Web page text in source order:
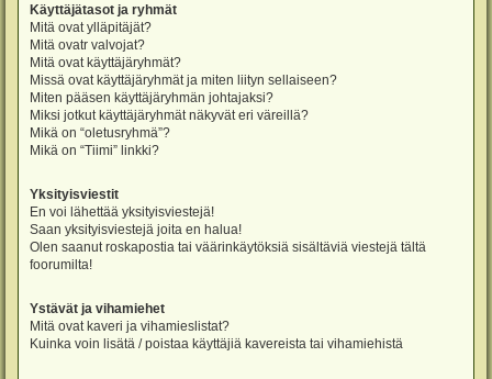
Käyttäjätasot ja ryhmät
Mitä ovat ylläpitäjät?
Mitä ovatr valvojat?
Mitä ovat käyttäjäryhmät?
Missä ovat käyttäjäryhmät ja miten liityn sellaiseen?
Miten pääsen käyttäjäryhmän johtajaksi?
Miksi jotkut käyttäjäryhmät näkyvät eri väreillä?
Mikä on “oletusryhmä”?
Mikä on “Tiimi” linkki?
Yksityisviestit
En voi lähettää yksityisviestejä!
Saan yksityisviestejä joita en halua!
Olen saanut roskapostia tai väärinkäytöksiä sisältäviä viestejä tältä
foorumilta!
Ystävät ja vihamiehet
Mitä ovat kaveri ja vihamieslistat?
Kuinka voin lisätä / poistaa käyttäjiä kavereista tai vihamiehistä